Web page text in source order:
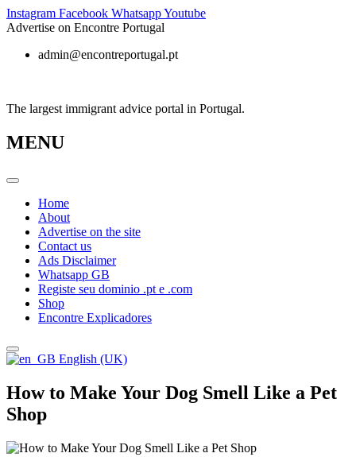
Skip
to
Instagram Facebook WhatsappYoutube
Advertise on Encontre Portugal
admin@encontreportugal.pt
The largest immigrant advice portal in Portugal.
MENU
Home
About
Advertise on the site
Contact us
Ads Disclaimer
Whatsapp GB
Registe seu dominio .pt e .com
Shop
Encontre Explicadores
English (UK)
How to Make Your Dog Smell Like a Pet
Shop